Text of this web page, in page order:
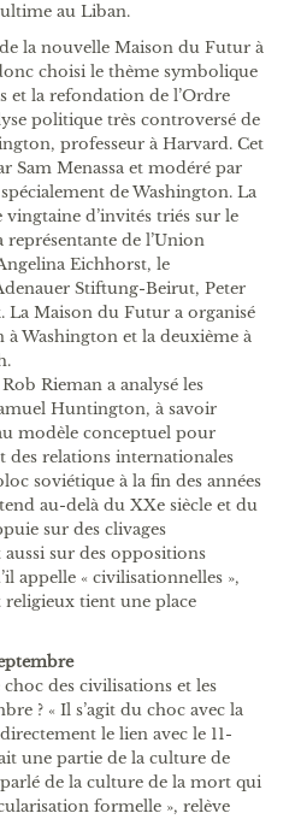
au Liban.
la nouvelle Maison du Futur à
choisi le thème symbolique
et la refondation de l’Ordre
politique très controversé de
professeur à Harvard. Cet
Sam Menassa et modéré par
de Washington. La
d’invités triés sur le
de l’Union
Eichhorst, le
Stiftung-Beirut, Peter
La Maison du Futur a organisé
Washington et la deuxième à
Rieman a analysé les
Huntington, à savoir
modèle conceptuel pour
relations internationales
soviétique à la fin des années
au-delà du XXe siècle et du
sur des clivages
sur des oppositions
appelle « civilisationnelles »,
religieux tient une place
des civilisations et les
? « Il s’agit du choc avec la
le lien avec le 11-
une partie de la culture de
parlé de la culture de la mort qui
formelle », relève